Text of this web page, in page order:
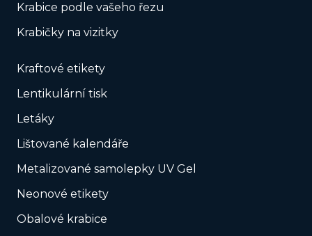
Krabice podle vašeho řezu
Krabičky na vizitky
Kraftové etikety
Lentikulární tisk
Letáky
Lištované kalendáře
Metalizované samolepky UV Gel
Neonové etikety
Obalové krabice